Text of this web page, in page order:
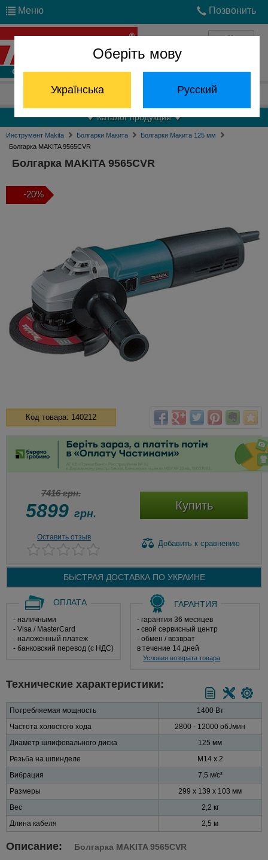
Оберіть мову
Українська Русский
Меню Позвонить
Войти
Отдел запчастей: (068) 824-24-24
Каталог продукции
Инструмент Makita Болгарки Макита
Болгарки Макита 125 мм
Болгарка MAKITA 9565CVR
Болгарка MAKITA 9565CVR
-20%
Код товара: 140212
7416 грн.
5899 грн.
Купить
Оставить отзыв
Добавить к сравнению
БЫСТРАЯ ДОСТАВКА ПО УКРАИНЕ
ОПЛАТА
- наличными
- Visa / MasterCard
- наложенный платеж
- банковский перевод (с НДС)
ГАРАНТИЯ
- гарантия 36 месяцев
- свой сервисный центр
- обмен / возврат
в течение 14 дней
Условия возврата товара
Технические характеристики:
Потребляемая мощность
1400 Вт
Частота холостого хода
2800 - 12000 об./мин
Диаметр шлифовального диска
125 мм
Резьба на шпинделе
M14 x 2
Вибрация
7,5 м/с²
Размеры
299 х 139 х 103 мм
Вес
2,2 кг
Длина кабеля
2,5 м
Описание: Болгарка MAKITA 9565CVR